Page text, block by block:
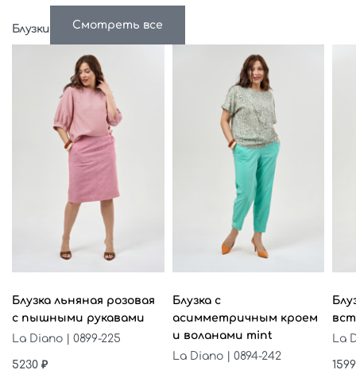
Блузки Смотреть все
Блузка льняная розовая
с пышными рукавами
La Diano | 0899-225
5230 ₽
Блузка с
асимметричным кроем
и воланами mint
La Diano | 0894-242
La